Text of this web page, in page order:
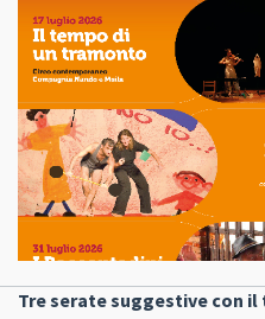
Tre serate suggestive con